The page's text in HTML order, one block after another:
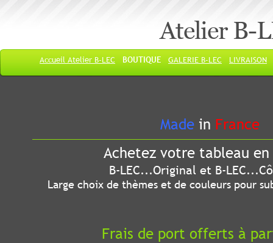
Atelier B-
Accueil Atelier B-LEC BOUTIQUE GALERIE B-LEC LIVRAISON
Made in France
Achetez votre tableau
B-LEC...Original et B-
Large choix de thèmes et de couleurs pour
Frais de port offerts à